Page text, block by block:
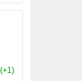
(+1)